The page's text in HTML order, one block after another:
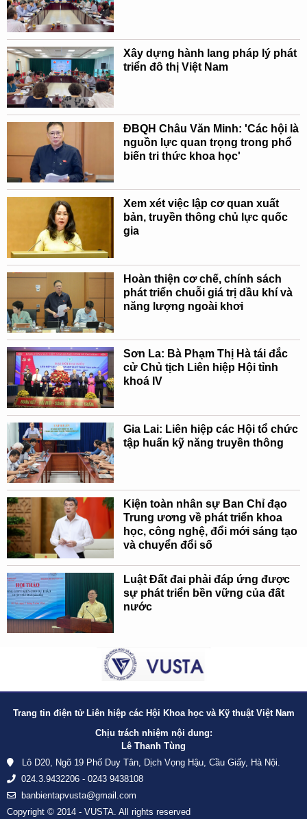
Xây dựng hành lang pháp lý phát
triển đô thị Việt Nam
ĐBQH Châu Văn Minh: 'Các hội là
nguồn lực quan trọng trong phổ
biến tri thức khoa học'
Xem xét việc lập cơ quan xuất
bản, truyền thông chủ lực quốc
gia
Hoàn thiện cơ chế, chính sách
phát triển chuỗi giá trị dầu khí và
năng lượng ngoài khơi
Sơn La: Bà Phạm Thị Hà tái đắc
cử Chủ tịch Liên hiệp Hội tỉnh
khoá IV
Gia Lai: Liên hiệp các Hội tổ chức
tập huấn kỹ năng truyền thông
Kiện toàn nhân sự Ban Chỉ đạo
Trung ương về phát triển khoa
học, công nghệ, đổi mới sáng tạo
và chuyển đổi số
Luật Đất đai phải đáp ứng được
sự phát triển bền vững của đất
nước
Trang tin điện tử Liên hiệp các Hội Khoa học và Kỹ thuật Việt Nam
Chịu trách nhiệm nội dung:
Lê Thanh Tùng
Lô D20, Ngõ 19 Phố Duy Tân, Dịch Vọng Hậu, Cầu Giấy, Hà Nội.
024.3.9432206 - 0243 9438108
banbientapvusta@gmail.com
Copyright © 2014 - VUSTA. All rights reserved